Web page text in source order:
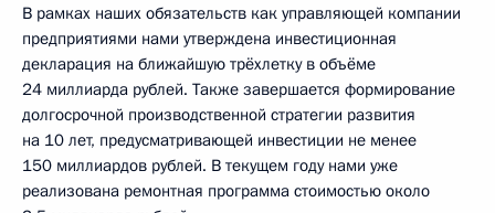
В рамках наших обязательств как управляющей компании
предприятиями нами утверждена инвестиционная
декларация на ближайшую трёхлетку в объёме
24 миллиарда рублей. Также завершается формирование
долгосрочной производственной стратегии развития
на 10 лет, предусматривающей инвестиции не менее
150 миллиардов рублей. В текущем году нами уже
реализована ремонтная программа стоимостью около